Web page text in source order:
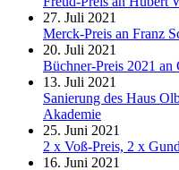
27. Juli 2021
Merck-Preis an Franz
20. Juli 2021
Büchner-Preis 2021 an
13. Juli 2021
Sanierung des Haus
Akademie
25. Juni 2021
2 x Voß-Preis, 2 x
16. Juni 2021